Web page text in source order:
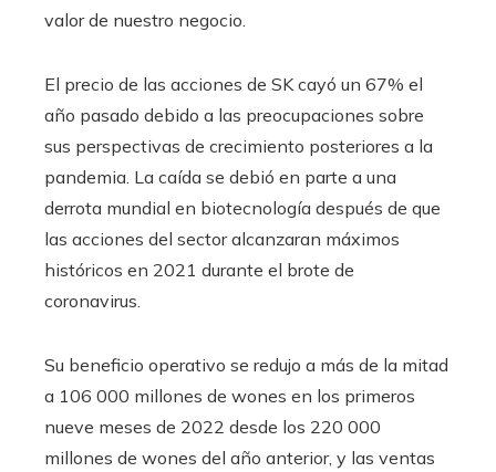
valor de nuestro negocio.
El precio de las acciones de SK cayó un 67% el
año pasado debido a las preocupaciones sobre
sus perspectivas de crecimiento posteriores a la
pandemia. La caída se debió en parte a una
derrota mundial en biotecnología después de que
las acciones del sector alcanzaran máximos
históricos en 2021 durante el brote de
coronavirus.
Su beneficio operativo se redujo a más de la mitad
a 106 000 millones de wones en los primeros
nueve meses de 2022 desde los 220 000
millones de wones del año anterior, y las ventas